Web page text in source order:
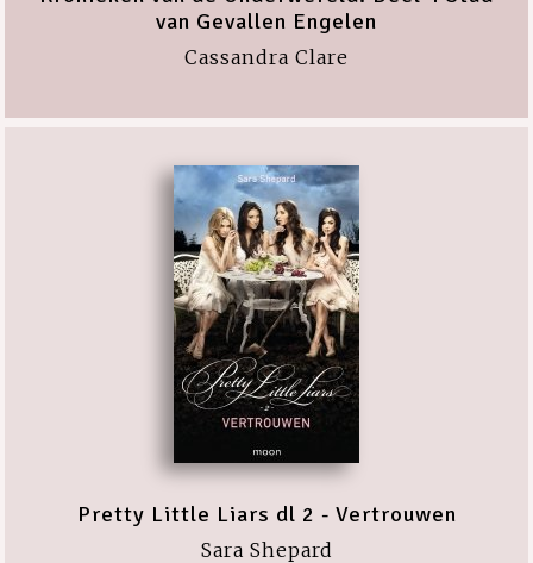
van Gevallen Engelen
Cassandra Clare
Pretty Little Liars dl 2 - Vertrouwen
Sara Shepard